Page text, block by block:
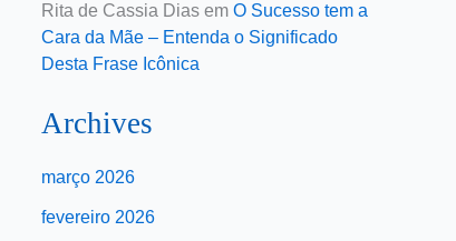
Rita de Cassia Dias em O Sucesso tem a
Cara da Mãe – Entenda o Significado
Desta Frase Icônica
Archives
março 2026
fevereiro 2026